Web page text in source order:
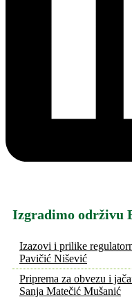
Izgradimo održivu
Izazovi i prilike
Pavičić Nišević
Priprema za obvezu i
Sanja Matečić Mušanić